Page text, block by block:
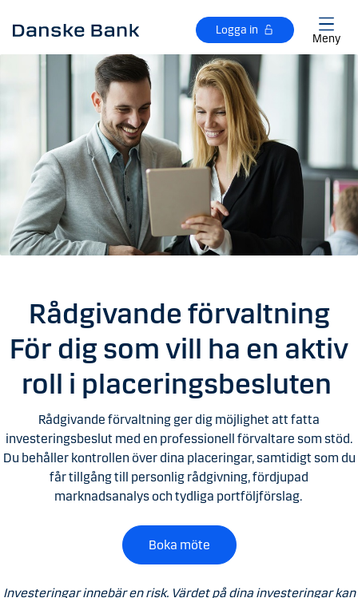
Logga in
Meny
Rådgivande förvaltning
För dig som vill ha en aktiv
roll i placeringsbesluten
Rådgivande förvaltning ger dig möjlighet att fatta
investeringsbeslut med en professionell förvaltare som stöd.
Du behåller kontrollen över dina placeringar, samtidigt som du
får tillgång till personlig rådgivning, fördjupad
marknadsanalys och tydliga portföljförslag.
Boka möte
Investeringar innebär en risk. Värdet på dina investeringar kan